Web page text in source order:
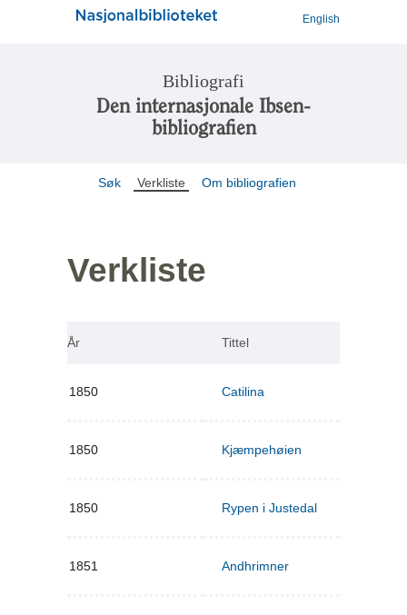
English
Bibliografi
Den internasjonale Ibsen-
bibliografien
Søk Verkliste Om bibliografien
Verkliste
År Tittel
1850 Catilina
1850 Kjæmpehøien
1850 Rypen i Justedal
1851 Andhrimner